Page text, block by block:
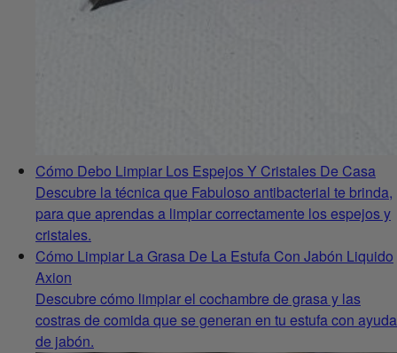
Cómo Debo Limpiar Los Espejos Y Cristales De Casa
Descubre la técnica que Fabuloso antibacterial te brinda,
para que aprendas a limpiar correctamente los espejos y
cristales.
Cómo Limpiar La Grasa De La Estufa Con Jabón Liquido
Axion
Descubre cómo limpiar el cochambre de grasa y las
costras de comida que se generan en tu estufa con ayuda
de jabón.